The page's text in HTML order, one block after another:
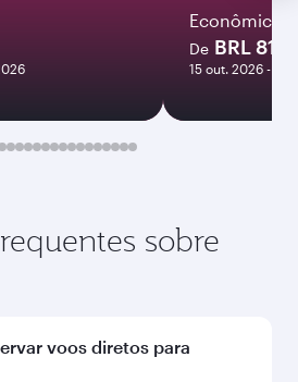
Econômica
De BRL
15 out. 2026 - 06
sobre
voos diretos para